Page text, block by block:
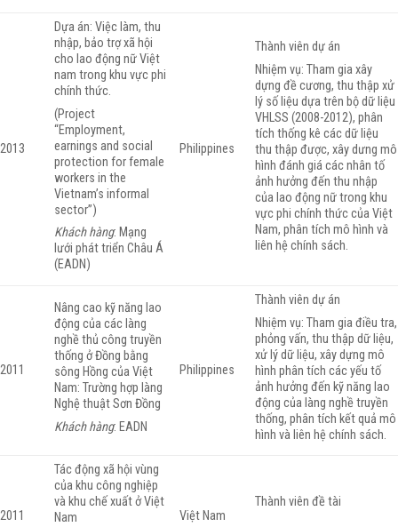
2013
Dựa án: Việc làm, thu
nhập, bảo trợ xã hội
cho lao động nữ Việt
nam trong khu vực phi
chính thức.
(Project
“Employment,
earnings and social
protection for female
workers in the
Vietnam’s informal
sector”)
Khách hàng: Mạng
lưới phát triển Châu Á
(EADN)
Philippines
Thành viên dự án
Nhiệm vụ: Tham gia xây
dựng đề cương, thu thập xử
lý số liệu dựa trên bộ dữ liệu
VHLSS (2008-2012), phân
tích thống kê các dữ liệu
thu thập được, xây dưng mô
hình đánh giá các nhân tố
ảnh hưởng đến thu nhập
của lao động nữ trong khu
vực phi chính thức của Việt
Nam, phân tích mô hình và
liên hệ chính sách.
2011
Nâng cao kỹ năng lao
động của các làng
nghề thủ công truyền
thống ở Đồng bằng
sông Hồng của Việt
Nam: Trường hợp làng
Nghệ thuật Sơn Đồng
Khách hàng: EADN
Philippines
Thành viên dự án
Nhiệm vụ: Tham gia điều tra,
phỏng vấn, thu thập dữ liệu,
xử lý dữ liệu, xây dựng mô
hình phân tích các yếu tố
ảnh hưởng đến kỹ năng lao
động của làng nghề truyền
thống, phân tích kết quả mô
hình và liên hệ chính sách.
2011
Tác động xã hội vùng
của khu công nghiệp
và khu chế xuất ở Việt
Nam
Việt Nam
Thành viên đề tài